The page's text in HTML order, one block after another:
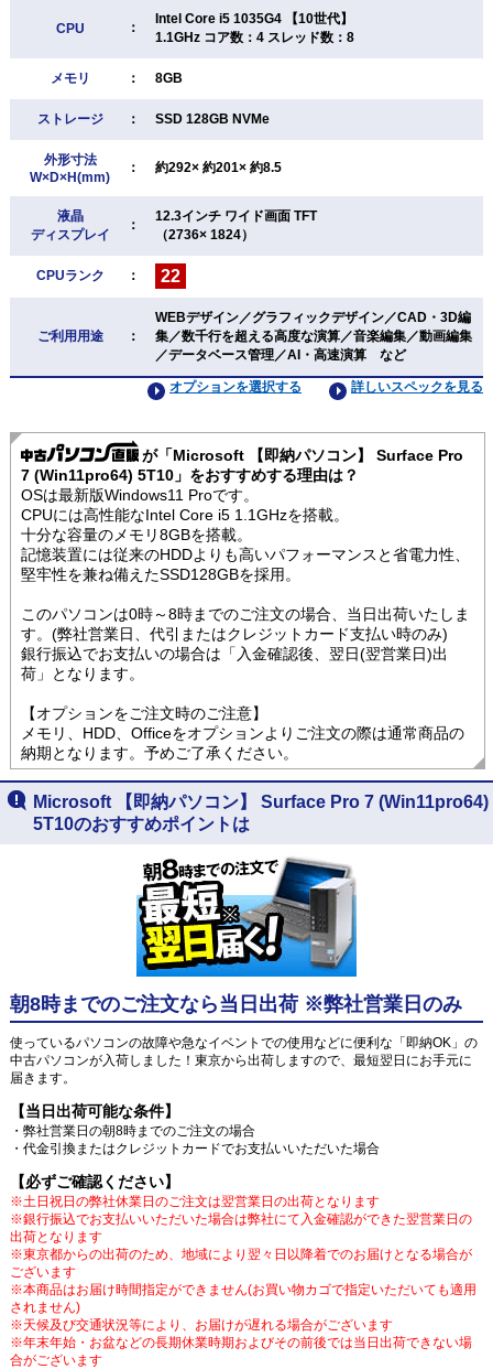
CPU ：
Intel Core i5 1035G4 【10世代】
1.1GHz コア数：4 スレッド数：8
メモリ ： 8GB
ストレージ ： SSD 128GB NVMe
外形寸法
W×D×H(mm)
： 約292× 約201× 約8.5
液晶
ディスプレイ
：
12.3インチ ワイド画面 TFT
（2736× 1824）
CPUランク ： 22
ご利用用途 ：
WEBデザイン／グラフィックデザイン／CAD・3D編
集／数千行を超える高度な演算／音楽編集／動画編集
／データベース管理／AI・高速演算 など
詳しいスペックを見る
オプションを選択する
が「Microsoft 【即納パソコン】 Surface Pro
7 (Win11pro64) 5T10」をおすすめする理由は？
OSは最新版Windows11 Proです。
CPUには高性能なIntel Core i5 1.1GHzを搭載。
十分な容量のメモリ8GBを搭載。
記憶装置には従来のHDDよりも高いパフォーマンスと省電力性、
堅牢性を兼ね備えたSSD128GBを採用。
このパソコンは0時～8時までのご注文の場合、当日出荷いたしま
す。(弊社営業日、代引またはクレジットカード支払い時のみ)
銀行振込でお支払いの場合は「入金確認後、翌日(翌営業日)出
荷」となります。
【オプションをご注文時のご注意】
メモリ、HDD、Officeをオプションよりご注文の際は通常商品の
納期となります。予めご了承ください。
Microsoft 【即納パソコン】 Surface Pro 7 (Win11pro64)
5T10のおすすめポイントは
朝8時までのご注文なら当日出荷 ※弊社営業日のみ
使っているパソコンの故障や急なイベントでの使用などに便利な「即納OK」の
中古パソコンが入荷しました！東京から出荷しますので、最短翌日にお手元に
届きます。
【当日出荷可能な条件】
・弊社営業日の朝8時までのご注文の場合
・代金引換またはクレジットカードでお支払いいただいた場合
【必ずご確認ください】
※土日祝日の弊社休業日のご注文は翌営業日の出荷となります
※銀行振込でお支払いいただいた場合は弊社にて入金確認ができた翌営業日の
出荷となります
※東京都からの出荷のため、地域により翌々日以降着でのお届けとなる場合が
ございます
※本商品はお届け時間指定ができません(お買い物カゴで指定いただいても適用
されません)
※天候及び交通状況等により、お届けが遅れる場合がございます
※年末年始・お盆などの長期休業時期およびその前後では当日出荷できない場
合がございます